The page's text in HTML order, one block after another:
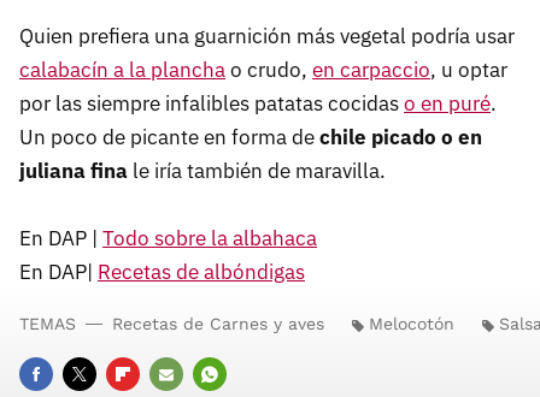
Quien prefiera una guarnición más vegetal podría usar
calabacín a la planchao crudo, en carpaccio, u optar
por las siempre infalibles patatas cocidaso en puré.
Un poco de picante en forma dechile picado o en
juliana fina le iría también de maravilla.
En DAP | Todo sobre la albahaca
En DAP| Recetas de albóndigas
TEMAS Recetas de Carnes y aves Melocotón